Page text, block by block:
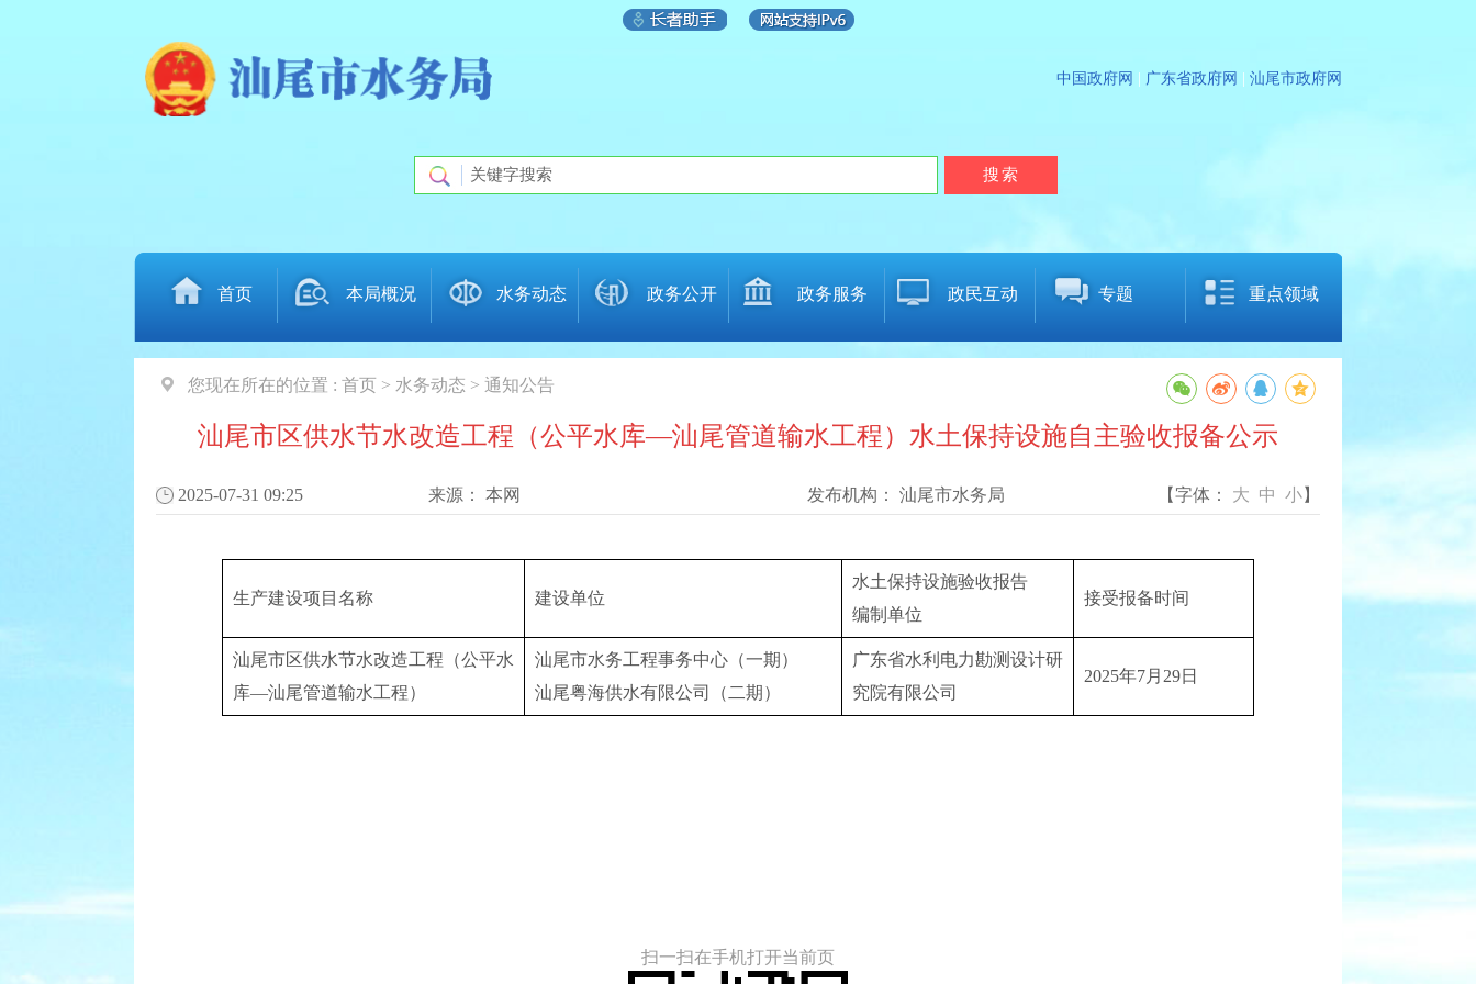
中国政府网 | 广东省政府网 | 汕尾市政府网
首页 本局概况 水务动态 政务公开 政务服务 政民互动 专题 重点领域
您现在所在的位置 : 首页 > 水务动态 > 通知公告
汕尾市区供水节水改造工程（公平水库—汕尾管道输水工程）水土保持设施自主验收报备公示
2025-07-31 09:25 来源： 本网 发布机构： 汕尾市水务局 【字体： 大 中 小】
生产建设项目名称 建设单位
水土保持设施验收报告
编制单位
接受报备时间
汕尾市区供水节水改造工程（公平水
库—汕尾管道输水工程）
汕尾市水务工程事务中心（一期）
汕尾粤海供水有限公司（二期）
广东省水利电力勘测设计研
究院有限公司
2025年7月29日
扫一扫在手机打开当前页